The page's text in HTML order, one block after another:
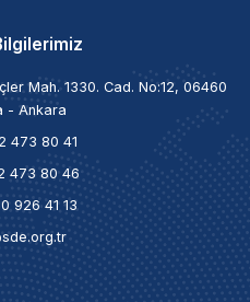
Mah. 1330. Cad. No:12, 06460
- Ankara
473 80 41
473 80 46
926 41 13